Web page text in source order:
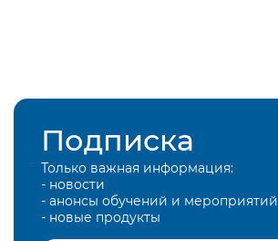
Подписка
Только важная информация:
- новости
- анонсы обучений и мероприятий
- новые продукты